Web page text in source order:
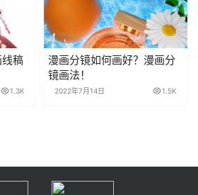
稿
1.3K
漫画分镜如何画好？漫画分
镜画法！
2022年7月14日 1.5K